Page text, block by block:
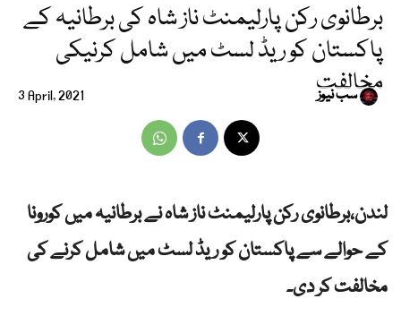
برطانوی رکن پارلیمنٹ ناز شاہ کی برطانیہ کے
پاکستان کو ریڈ لسٹ میں شامل کرنیکی
مخالفت
3 April, 2021 سب نیوز
لندن،برطانوی رکن پارلیمنٹ ناز شاہ نے برطانیہ میں کورونا
کے حوالے سے پاکستان کو ریڈ لسٹ میں شامل کرنے کی
مخالفت کر دی۔